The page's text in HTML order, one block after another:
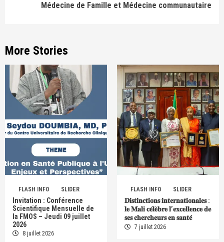
Médecine de Famille et Médecine communautaire
More Stories
FLASH INFO SLIDER
Invitation : Conférence
Scientifique Mensuelle de
la FMOS – Jeudi 09 juillet
2026
8 juillet 2026
FLASH INFO SLIDER
𝐃𝐢𝐬𝐭𝐢𝐧𝐜𝐭𝐢𝐨𝐧𝐬 𝐢𝐧𝐭𝐞𝐫𝐧𝐚𝐭𝐢𝐨𝐧𝐚𝐥𝐞𝐬 :
𝐥𝐞 𝐌𝐚𝐥𝐢 𝐜𝐞́𝐥𝐞̀𝐛𝐫𝐞 𝐥’𝐞𝐱𝐜𝐞𝐥𝐥𝐞𝐧𝐜𝐞 𝐝𝐞
𝐬𝐞𝐬 𝐜𝐡𝐞𝐫𝐜𝐡𝐞𝐮𝐫𝐬 𝐞𝐧 𝐬𝐚𝐧𝐭𝐞́
7 juillet 2026